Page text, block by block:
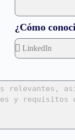
¿Cómo